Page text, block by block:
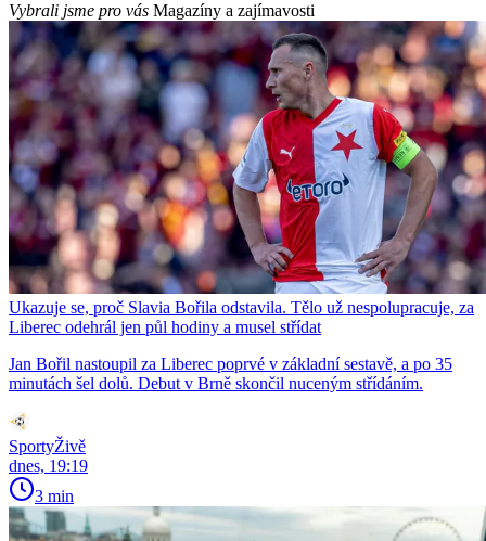
Vybrali jsme pro vás Magazíny a zajímavosti
Ukazuje se, proč Slavia Bořila odstavila. Tělo už nespolupracuje, za
Liberec odehrál jen půl hodiny a musel střídat
Jan Bořil nastoupil za Liberec poprvé v základní sestavě, a po 35
minutách šel dolů. Debut v Brně skončil nuceným střídáním.
SportyŽivě
dnes, 19:19
3 min